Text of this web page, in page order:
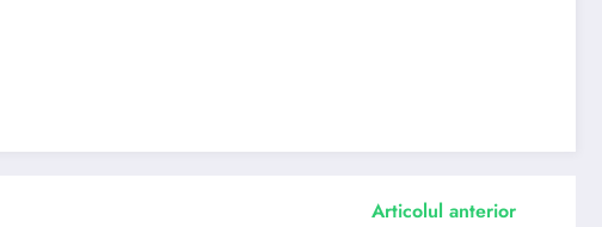
Articolul anterior